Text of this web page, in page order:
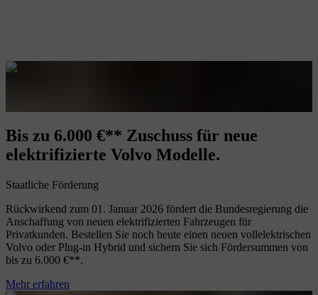
Bis zu 6.000 €⁠** Zuschuss für neue
elektrifizierte Volvo Modelle.
Staatliche Förderung
Rückwirkend zum 01. Januar 2026 fördert die Bundesregierung die
Anschaffung von neuen elektrifizierten Fahrzeugen für
Privatkunden. Bestellen Sie noch heute einen neuen vollelektrischen
Volvo oder Plug-in Hybrid und sichern Sie sich Fördersummen von
bis zu 6.000 €⁠**.
Mehr erfahren